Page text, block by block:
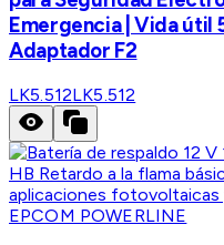
Emergencia | Vida útil
Adaptador F2
LK5.512LK5.512
EPCOM POWERLINE